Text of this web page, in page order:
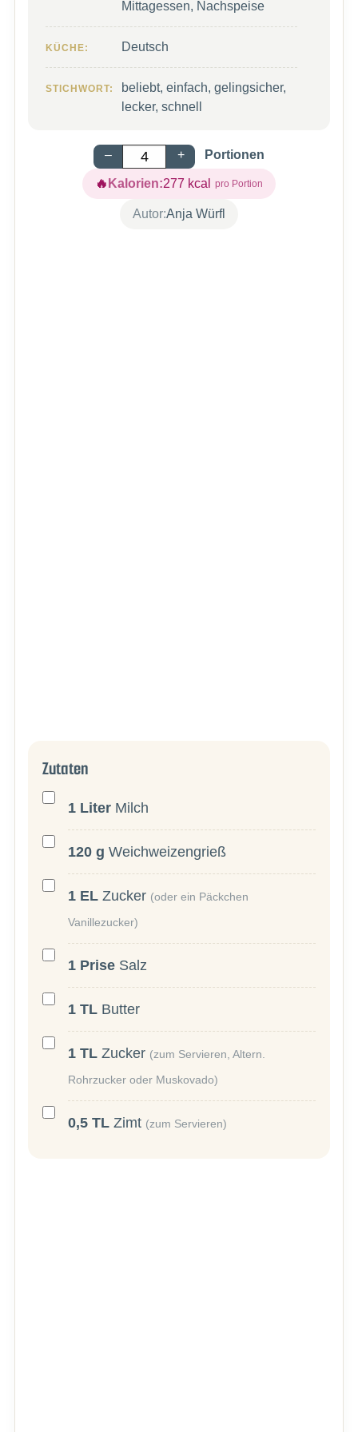
Mittagessen, Nachspeise
KÜCHE: Deutsch
STICHWORT:
beliebt, einfach, gelingsicher,
lecker, schnell
– + Portionen
Kalorien:277 kcal
Autor:Anja Würfl
Zutaten
1 Liter Milch
120 g Weichweizengrieß
1 EL Zucker (oder ein Päckchen
Vanillezucker)
1 Prise Salz
1 TL Butter
1 TL Zucker (zum Servieren, Altern.
Rohrzucker oder Muskovado)
0,5 TL Zimt (zum Servieren)